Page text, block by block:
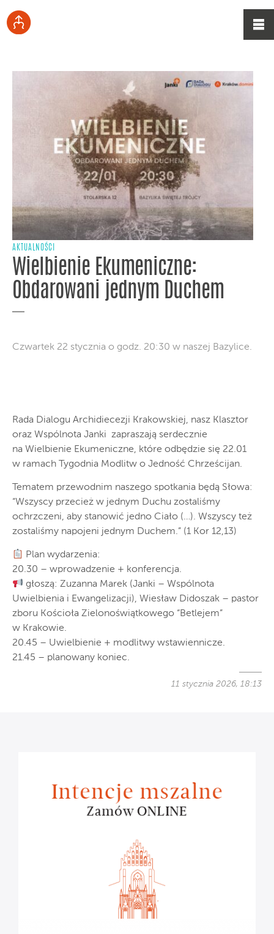
AKTUALNOŚCI
Wielbienie Ekumeniczne:
Obdarowani jednym Duchem
Czwartek 22 stycznia o godz. 20:30 w naszej Bazylice.
Rada Dialogu Archidiecezji Krakowskiej, nasz Klasztor
oraz Wspólnota Janki zapraszają serdecznie
na Wielbienie Ekumeniczne, które odbędzie się 22.01
w ramach Tygodnia Modlitw o Jedność Chrześcijan.
Tematem przewodnim naszego spotkania będą Słowa:
“Wszyscy przecież w jednym Duchu zostaliśmy
ochrzczeni, aby stanowić jedno Ciało (…). Wszyscy też
zostaliśmy napojeni jednym Duchem.” (1 Kor 12,13)
Plan wydarzenia:
20.30 – wprowadzenie + konferencja.
głoszą: Zuzanna Marek (Janki – Wspólnota
Uwielbienia i Ewangelizacji), Wiesław Didoszak – pastor
zboru Kościoła Zielonoświątkowego “Betlejem”
w Krakowie.
20.45 – Uwielbienie + modlitwy wstawiennicze.
21.45 – planowany koniec.
11 stycznia 2026, 18:13